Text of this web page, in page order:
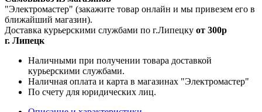
"Электромастер" (закажите товар онлайн и мы привезем его в
ближайший магазин).
Доставка курьерскими службами по г.Липецку от 300р
г. Липецк
Наличными при получении товара доставкой
курьерскими службами.
Наличная оплата и карта в магазинах "Электромастер"
По счету для юридических лиц.